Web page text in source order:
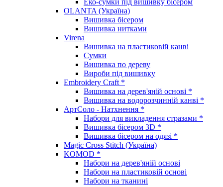
OLANTA (Україна)
Вишивка бісером
Вишивка нитками
Virena
Вишивка на пластиковій канві
Сумки
Вишивка по дереву
Вироби під вишивку
Embroidery Craft *
Вишивка на дерев'яній основі *
Вишивка на водорозчинній канві *
АртСоло - Натхнення *
Набори для викладення стразами *
Вишивка бісером 3D *
Вишивка бісером на одязі *
Magic Cross Stitch (Україна)
KOMOD *
Набори на дерев'яній основі
Набори на пластиковій основі
Набори на тканині